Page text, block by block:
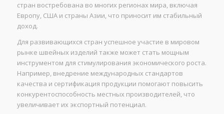
стран востребована во многих регионах мира, включая
Европу, США и страны Азии, что приносит им стабильный
доход.
Для развивающихся стран успешное участие в мировом
рынке швейных изделий также может стать мощным
инструментом для стимулирования экономического роста.
Например, внедрение международных стандартов
качества и сертификация продукции помогают повысить
конкурентоспособность местных производителей, что
увеличивает их экспортный потенциал.